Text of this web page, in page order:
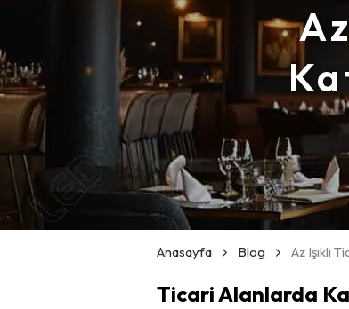
Anasayfa Blog Az Işıklı
Ticari Alanlarda